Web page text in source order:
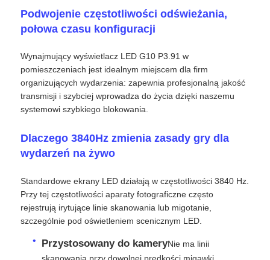
Do domu
Produkty
Filmy
Pokaz VR
O nas
Podwojenie częstotliwości odświeżania,
połowa czasu konfiguracji
Wynajmujący wyświetlacz LED G10 P3.91 w
pomieszczeniach jest idealnym miejscem dla firm
organizujących wydarzenia: zapewnia profesjonalną jakość
transmisji i szybciej wprowadza do życia dzięki naszemu
systemowi szybkiego blokowania.
Dlaczego 3840Hz zmienia zasady gry dla
wydarzeń na żywo
Standardowe ekrany LED działają w częstotliwości 3840 Hz.
Przy tej częstotliwości aparaty fotograficzne często
rejestrują irytujące linie skanowania lub migotanie,
szczególnie pod oświetleniem scenicznym LED.
Przystosowany do kameryNie ma linii
skanowania przy dowolnej prędkości migawki